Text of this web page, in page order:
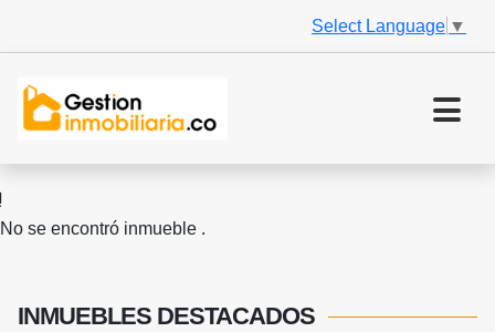
Select Language ▼
No se encontró inmueble .
INMUEBLES DESTACADOS